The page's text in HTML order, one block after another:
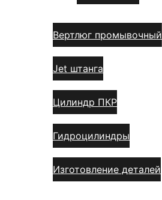
Вертлюг промывочный
Jet штанга
Цилиндр ПКР
Гидроцилиндры
Изготовление деталей